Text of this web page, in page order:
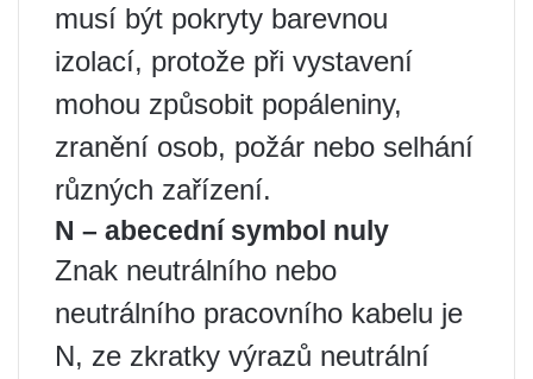
musí být pokryty barevnou
izolací, protože při vystavení
mohou způsobit popáleniny,
zranění osob, požár nebo selhání
různých zařízení.
N – abecední symbol nuly
Znak neutrálního nebo
neutrálního pracovního kabelu je
N, ze zkratky výrazů neutrální